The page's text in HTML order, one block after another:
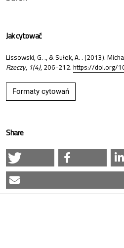
Jak cytować
Lissowski, G. ., & Sułek, A. . (2013).
Rzeczy, 1(4), 206-212.https://doi.org/
Formaty cytowań
Share